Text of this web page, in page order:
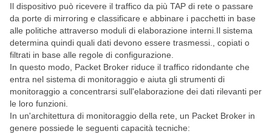
Il dispositivo può ricevere il traffico da più TAP di rete o passare
da porte di mirroring e classificare e abbinare i pacchetti in base
alle politiche attraverso moduli di elaborazione interni.Il sistema
determina quindi quali dati devono essere trasmessi., copiati o
filtrati in base alle regole di configurazione.
In questo modo, Packet Broker riduce il traffico ridondante che
entra nel sistema di monitoraggio e aiuta gli strumenti di
monitoraggio a concentrarsi sull'elaborazione dei dati rilevanti per
le loro funzioni.
In un'architettura di monitoraggio della rete, un Packet Broker in
genere possiede le seguenti capacità tecniche: